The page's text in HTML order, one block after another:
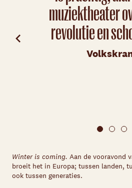
muziektheater
revolutie en
Winter is coming. Aan de vooravond
broeit het in Europa; tussen landen,
ook tussen generaties.